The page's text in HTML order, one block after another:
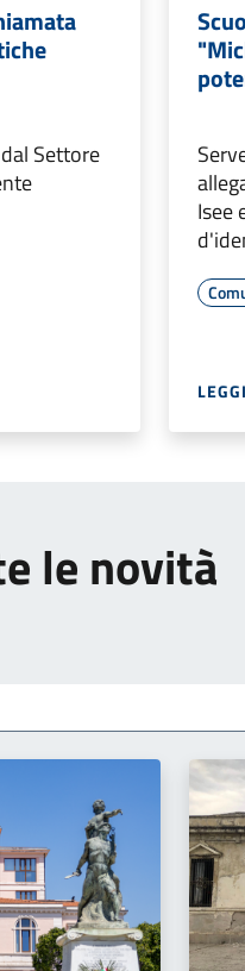
Settore
Isee
le novità